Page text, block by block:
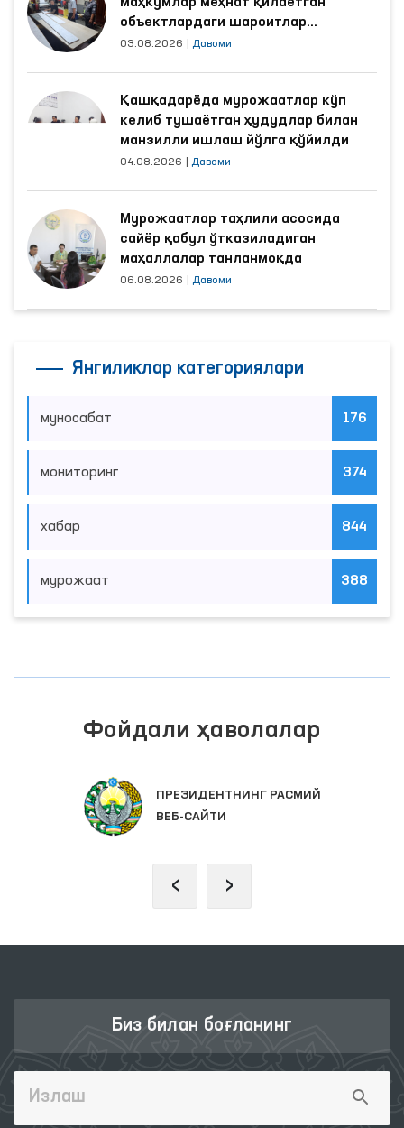
объектлардаги шароитлар
яхшиланди
03.08.2026 Давоми
Қашқадарёда мурожаатлар кўп
келиб тушаётган ҳудудлар билан
манзилли ишлаш йўлга қўйилди
04.08.2026 Давоми
Мурожаатлар таҳлили асосида
сайёр қабул ўтказиладиган
маҳаллалар танланмоқда
06.08.2026 Давоми
Янгиликлар категориялари
муносабат 176
мониторинг 374
хабар 844
мурожаат 388
Фойдали ҳаволалар
ПРЕЗИДЕНТНИНГ РАСМИЙ
ВЕБ-САЙТИ
‹ ›
Биз билан боғланинг